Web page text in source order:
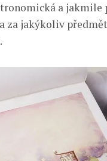
a jakmile
jakýkoliv předmět